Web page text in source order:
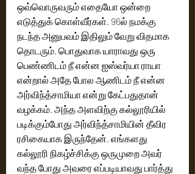
ஒவ்வொருவரும் எதையோ ஒன்றை
எடுத்துக் கொள்வீர்கள். 96ல் நமக்கு
நடந்த அனுபவம் இதிலும் வேறு விதமாக
தொடரும். பொதுவாக யாராவது ஒரு
பெண்ணிடம் நீ என்ன ஐஸ்வர்யா ராயா
என்றால் அதே போல ஆணிடம் நீ என்ன
அர்விந்த்சாமியா என்று கேட்பதுதான்
வழக்கம். அந்த அளவிற்கு கல்லூரியில்
படிக்கும்போது அர்விந்த்சாமியின் தீவிர
ரசிகையாக இருந்தேன். எங்களது
கல்லூரி நிகழ்ச்சிக்கு ஒருமுறை அவர்
வந்த போது அவரை எப்படியாவது பார்த்து